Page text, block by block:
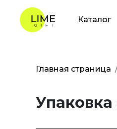
Каталог
Главная страница